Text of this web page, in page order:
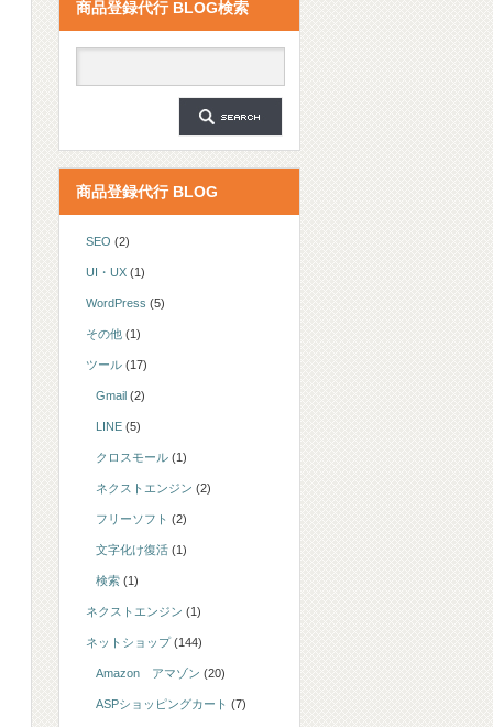
商品登録代行 BLOG検索
商品登録代行 BLOG
SEO (2)
UI・UX (1)
WordPress (5)
その他 (1)
ツール (17)
Gmail (2)
LINE (5)
クロスモール (1)
ネクストエンジン (2)
フリーソフト (2)
文字化け復活 (1)
検索 (1)
ネクストエンジン (1)
ネットショップ(144)
Amazon アマゾン (20)
ASPショッピングカート (7)